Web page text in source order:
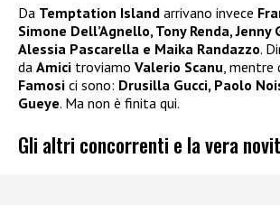
Da Temptation Island arrivano invece
Simone Dell’Agnello, Tony Renda, Jenny
Alessia Pascarella e Maika Randazzo.
da Amici troviamo Valerio Scanu, mentre
Famosi ci sono: Drusilla Gucci, Paolo
Gueye. Ma non è finita qui.
Gli altri concorrenti e la vera